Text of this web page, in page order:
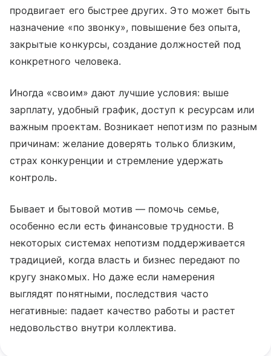
продвигает его быстрее других. Это может быть
назначение «по звонку», повышение без опыта,
закрытые конкурсы, создание должностей под
конкретного человека.
Иногда «своим» дают лучшие условия: выше
зарплату, удобный график, доступ к ресурсам или
важным проектам. Возникает непотизм по разным
причинам: желание доверять только близким,
страх конкуренции и стремление удержать
контроль.
Бывает и бытовой мотив — помочь семье,
особенно если есть финансовые трудности. В
некоторых системах непотизм поддерживается
традицией, когда власть и бизнес передают по
кругу знакомых. Но даже если намерения
выглядят понятными, последствия часто
негативные: падает качество работы и растет
недовольство внутри коллектива.